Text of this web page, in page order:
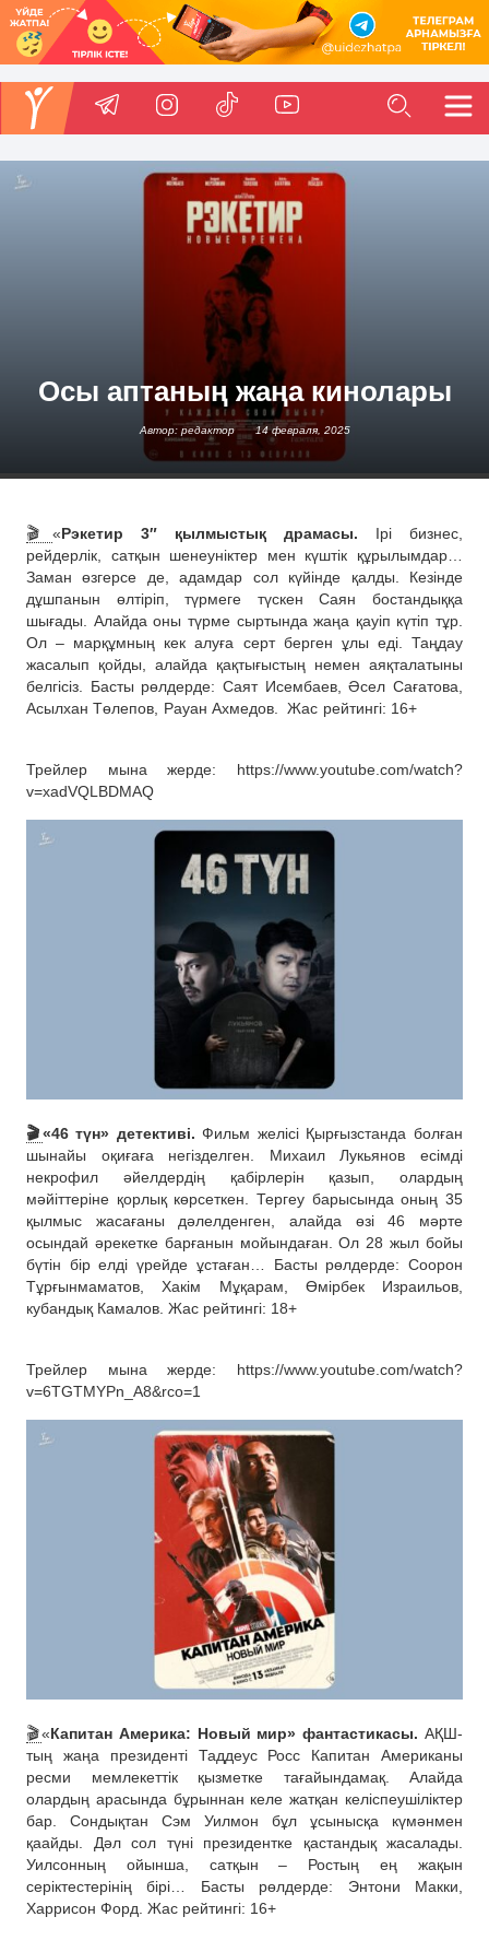
Осы аптаның жаңа кинолары
Автор: редактор 14 февраля, 2025
🎬 «Рэкетир 3″ қылмыстық драмасы. Ірі бизнес,
рейдерлік, сатқын шенеуніктер мен күштік құрылымдар…
Заман өзгерсе де, адамдар сол күйінде қалды. Кезінде
дұшпанын өлтіріп, түрмеге түскен Саян бостандыққа
шығады. Алайда оны түрме сыртында жаңа қауіп күтіп тұр.
Ол – марқұмның кек алуға серт берген ұлы еді. Таңдау
жасалып қойды, алайда қақтығыстың немен аяқталатыны
белгісіз. Басты рөлдерде: Саят Исембаев, Әсел Сағатова,
Асылхан Төлепов, Рауан Ахмедов. Жас рейтингі: 16+
Трейлер мына жерде: https://www.youtube.com/watch?
v=xadVQLBDMAQ
🎬«46 түн» детективі. Фильм желісі Қырғызстанда болған
шынайы оқиғаға негізделген. Михаил Лукьянов есімді
некрофил әйелдердің қабірлерін қазып, олардың
мәйіттеріне қорлық көрсеткен. Тергеу барысында оның 35
қылмыс жасағаны дәлелденген, алайда өзі 46 мәрте
осындай әрекетке барғанын мойындаған. Ол 28 жыл бойы
бүтін бір елді үрейде ұстаған… Басты рөлдерде: Соорон
Тұрғынмаматов, Хакім Мұқарам, Өмірбек Израильов,
кубандық Камалов. Жас рейтингі: 18+
Трейлер мына жерде: https://www.youtube.com/watch?
v=6TGTMYPn_A8&rco=1
🎬«Капитан Америка: Новый мир» фантастикасы. АҚШ-
тың жаңа президенті Таддеус Росс Капитан Американы
ресми мемлекеттік қызметке тағайындамақ. Алайда
олардың арасында бұрыннан келе жатқан келіспеушіліктер
бар. Сондықтан Сэм Уилмон бұл ұсынысқа күмәнмен
қаайды. Дәл сол түні президентке қастандық жасалады.
Уилсонның ойынша, сатқын – Ростың ең жақын
серіктестерінің бірі… Басты рөлдерде: Энтони Макки,
Харрисон Форд. Жас рейтингі: 16+